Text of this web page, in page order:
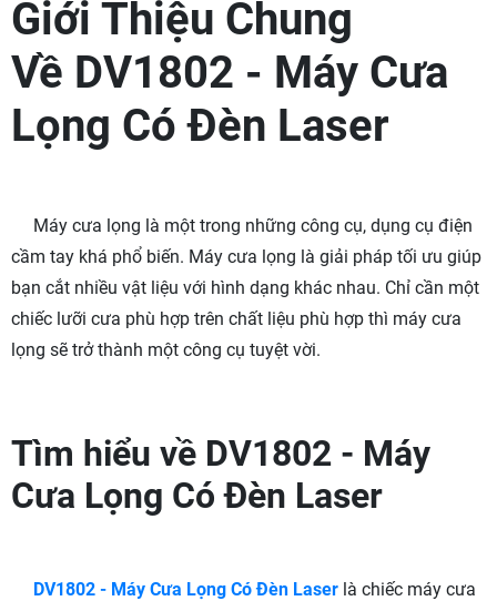
Giới Thiệu Chung
Về DV1802 - Máy Cưa
Lọng Có Đèn Laser
Máy cưa lọng là một trong những công cụ, dụng cụ điện
cầm tay khá phổ biến. Máy cưa lọng là giải pháp tối ưu giúp
bạn cắt nhiều vật liệu với hình dạng khác nhau. Chỉ cần một
chiếc lưỡi cưa phù hợp trên chất liệu phù hợp thì máy cưa
lọng sẽ trở thành một công cụ tuyệt vời.
Tìm hiểu về DV1802 - Máy
Cưa Lọng Có Đèn Laser
DV1802 - Máy Cưa Lọng Có Đèn Laser là chiếc máy cưa